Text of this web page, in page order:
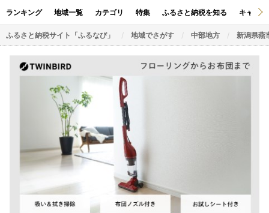
ランキング 地域一覧 カテゴリ 特集 ふるさと納税を知る キャン
ふるさと納税サイト「ふるなび」 地域でさがす 中部地方 新潟県燕